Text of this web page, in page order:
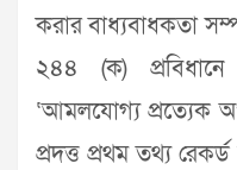
করার বাধ্যবাধকতা
২৪৪ (ক) প্রবিধানে
‘আমলযোগ্য প্রত্যেক
প্রদত্ত প্রথম তথ্য